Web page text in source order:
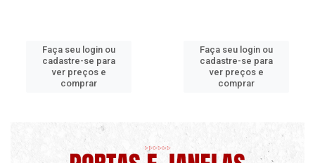
Faça seu login ou
cadastre-se para
ver preços e
comprar
Faça seu login ou
cadastre-se para
ver preços e
comprar